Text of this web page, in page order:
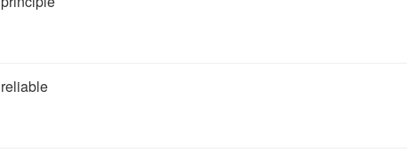
reliable